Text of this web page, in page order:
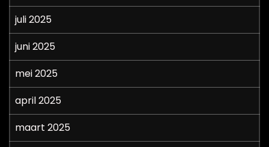
juli 2025
juni 2025
mei 2025
april 2025
maart 2025